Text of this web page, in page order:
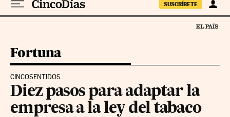
SUSCRÍBETE
Fortuna
CINCOSENTIDOS
Diez pasos para adaptar la
empresa a la ley del tabaco